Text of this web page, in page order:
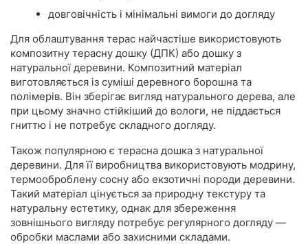
довговічність і мінімальні вимоги до догляду
Для облаштування терас найчастіше використовують
композитну терасну дошку (ДПК) або дошку з
натуральної деревини. Композитний матеріал
виготовляється із суміші деревного борошна та
полімерів. Він зберігає вигляд натурального дерева, але
при цьому значно стійкіший до вологи, не піддається
гниттю і не потребує складного догляду.
Також популярною є терасна дошка з натуральної
деревини. Для її виробництва використовують модрину,
термооброблену сосну або екзотичні породи деревини.
Такий матеріал цінується за природну текстуру та
натуральну естетику, однак для збереження
зовнішнього вигляду потребує регулярного догляду —
обробки маслами або захисними складами.